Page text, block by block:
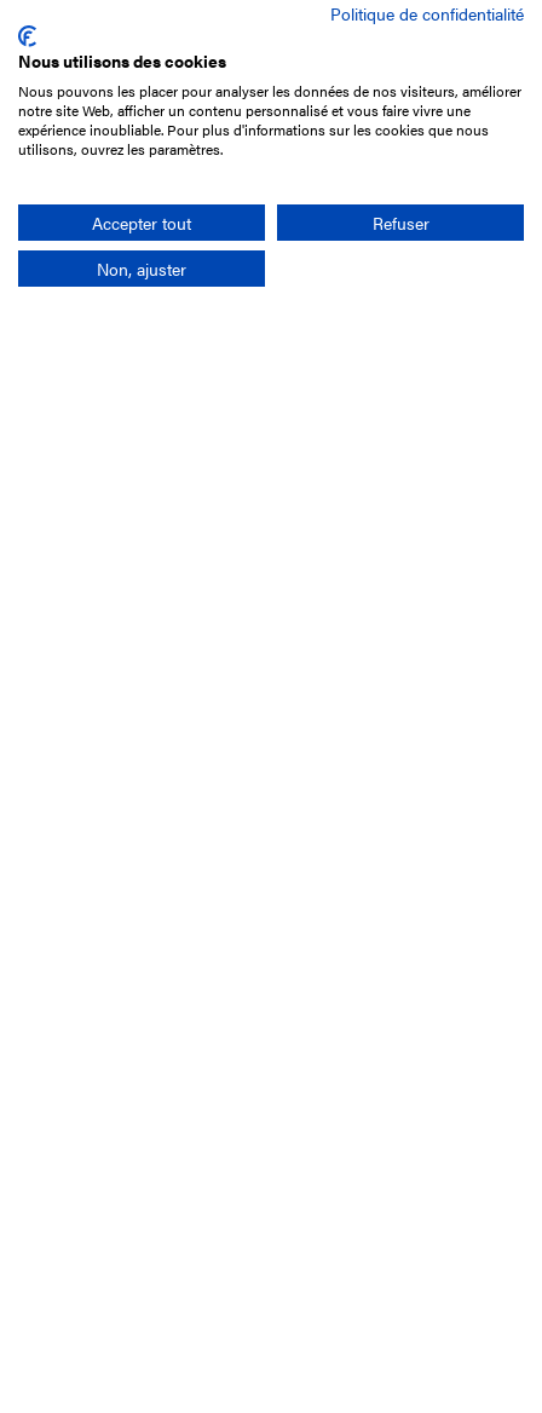
15 Boulevard de Douaumont
75017 Paris
+33 1 49 10 20 29
Politique de confidentialité
Nous utilisons des cookies
Nous pouvons les placer pour analyser les données de nos visiteurs, améliorer
notre site Web, afficher un contenu personnalisé et vous faire vivre une
expérience inoubliable. Pour plus d'informations sur les cookies que nous
utilisons, ouvrez les paramètres.
Accepter tout
Refuser
Non, ajuster